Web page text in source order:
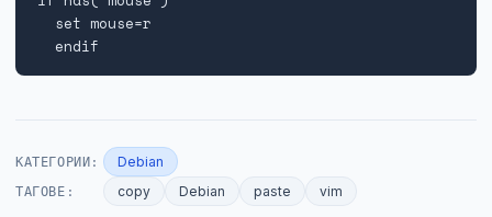
  set mouse=r
  endif
КАТЕГОРИИ: Debian
ТАГОВЕ: copy Debian paste vim